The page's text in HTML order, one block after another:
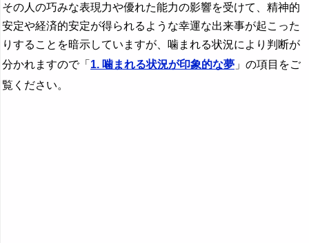
その人の巧みな表現力や優れた能力の影響を受けて、精神的
安定や経済的安定が得られるような幸運な出来事が起こった
りすることを暗示していますが、噛まれる状況により判断が
分かれますので「 1. 噛まれる状況が印象的な夢 」の項目をご
覧ください。